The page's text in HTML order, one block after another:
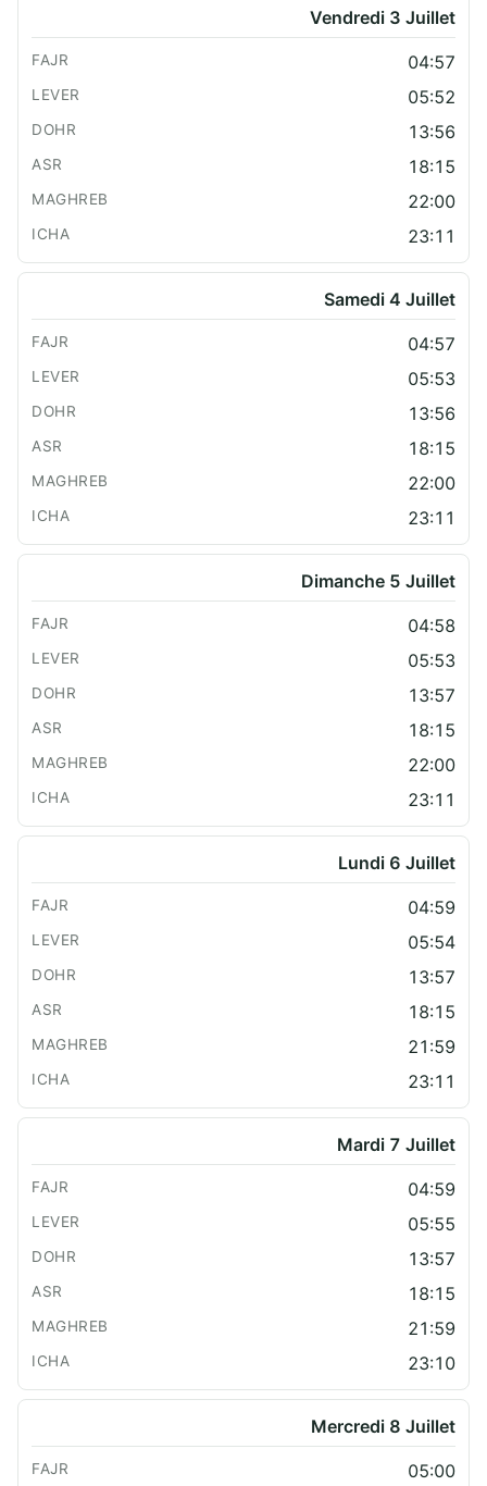
Vendredi 3 Juillet
04:57
05:52
13:56
18:15
22:00
23:11
Samedi 4 Juillet
04:57
05:53
13:56
18:15
22:00
23:11
Dimanche 5 Juillet
04:58
05:53
13:57
18:15
22:00
23:11
Lundi 6 Juillet
04:59
05:54
13:57
18:15
21:59
23:11
Mardi 7 Juillet
04:59
05:55
13:57
18:15
21:59
23:10
Mercredi 8 Juillet
05:00